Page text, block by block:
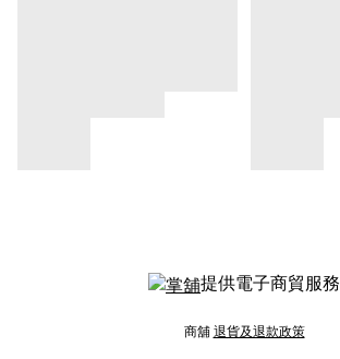
提供電子商貿服務
商舖 退貨及退款政策